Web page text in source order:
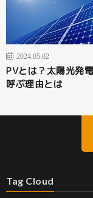
2024.05.02
PVとは？太陽光発
呼ぶ理由とは
Tag Cloud